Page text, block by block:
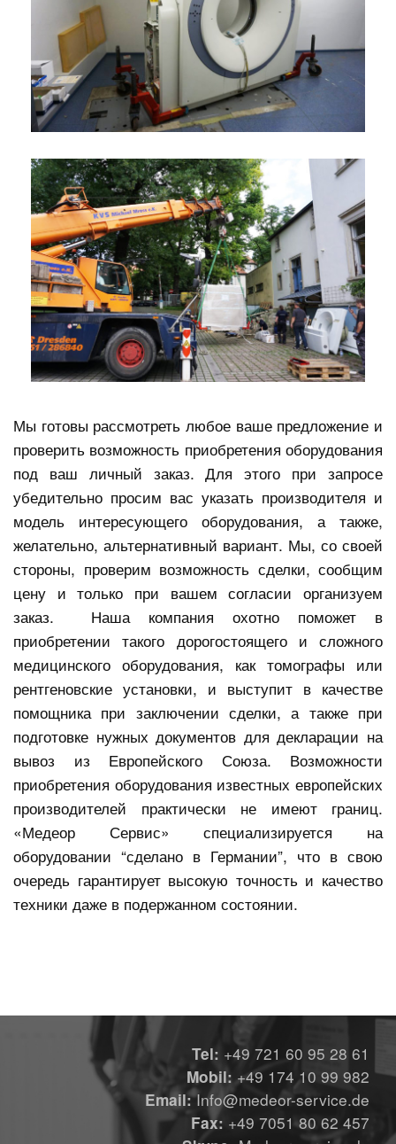
Мы готовы рассмотреть любое ваше предложение и
проверить возможность приобретения оборудования
под ваш личный заказ. Для этого при запросе
убедительно просим вас указать производителя и
модель интересующего оборудования, а также,
желательно, альтернативный вариант. Мы, со своей
стороны, проверим возможность сделки, сообщим
цену и только при вашем согласии организуем
заказ. Наша компания охотно поможет в
приобретении такого дорогостоящего и сложного
медицинского оборудования, как томографы или
рентгеновские установки, и выступит в качестве
помощника при заключении сделки, а также при
подготовке нужных документов для декларации на
вывоз из Европейского Союза. Возможности
приобретения оборудования известных европейских
производителей практически не имеют границ.
«Медеор Сервис» специализируется на
оборудовании “сделано в Германии”, что в свою
очередь гарантирует высокую точность и качество
техники даже в подержанном состоянии.
Tel: +49 721 60 95 28 61
Mobil: +49 174 10 99 982
Email:Info@medeor-service.de
Fax: +49 7051 80 62 457